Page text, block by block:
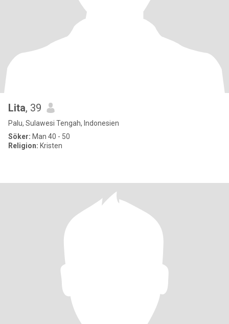
Lita, 39
Palu, Sulawesi Tengah, Indonesien
Söker: Man 40 - 50
Religion: Kristen